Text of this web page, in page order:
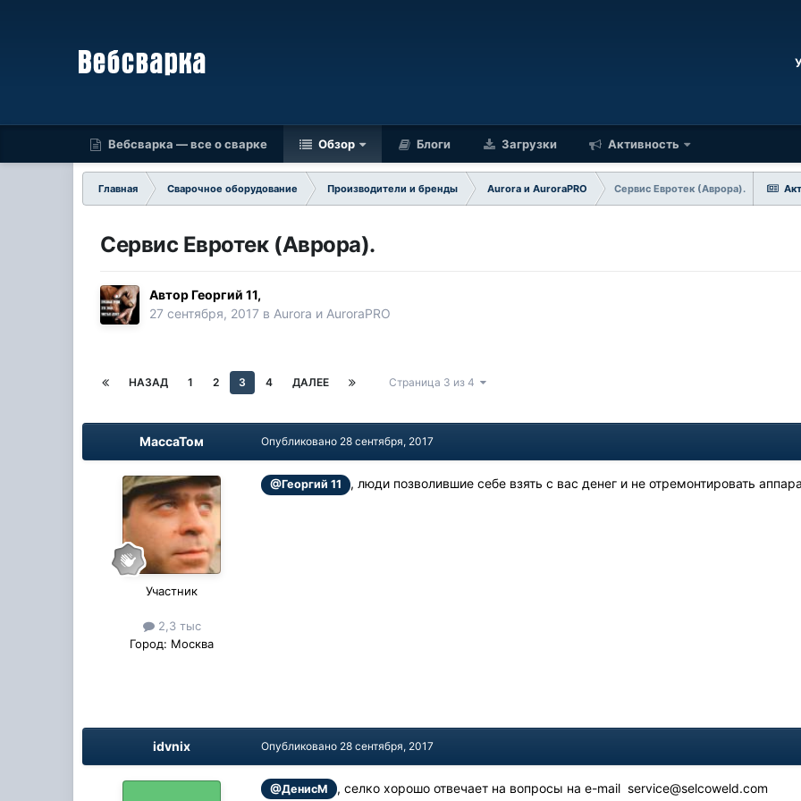
Вебсварка — все о сварке Обзор Блоги Загрузки Активность
Главная Сварочное оборудование Производители и бренды Aurora и AuroraPRO Сервис Евротек (Аврора).
Сервис Евротек (Аврора).
АвторГеоргий 11,
27 сентября, 2017 в Aurora и AuroraPRO
НАЗАД 1 2 3 4 ДАЛЕЕ Страница 3 из 4
МассаТом
Участник
2,3 тыс
Город: Москва
Опубликовано 28 сентября, 2017
@Георгий 11 , люди позволившие себе взять с вас денег и не отремонтировать
idvnix Опубликовано 28 сентября, 2017
@ДенисМ , селко хорошо отвечает на вопросы на e-mail service@selcoweld.com